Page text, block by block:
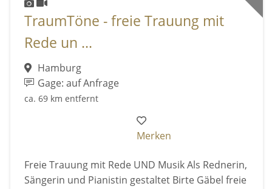
TraumTöne - freie Trauung mit
Rede un ...
Hamburg
Gage: auf Anfrage
ca. 69 km entfernt
Merken
Freie Trauung mit Rede UND Musik Als Rednerin,
Sängerin und Pianistin gestaltet Birte Gäbel freie